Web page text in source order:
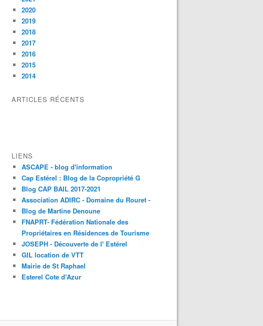
2020
2019
2018
2017
2016
2015
2014
ARTICLES RÉCENTS
LIENS
ASCAPE - blog d'information
Cap Estérel : Blog de la Copropriété G
Blog CAP BAIL 2017-2021
Association ADIRC - Domaine du Rouret -
Blog de Martine Denoune
FNAPRT- Fédération Nationale des
Propriétaires en Résidences de Tourisme
JOSEPH - Découverte de l' Estérel
GIL location de VTT
Mairie de St Raphael
Esterel Cote d'Azur